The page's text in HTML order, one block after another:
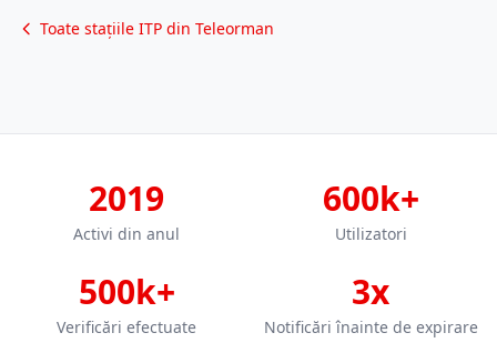
Toate stațiile ITP din Teleorman
2019
Activi din anul
600k+
Utilizatori
500k+
Verificări efectuate
3x
Notificări înainte de expirare